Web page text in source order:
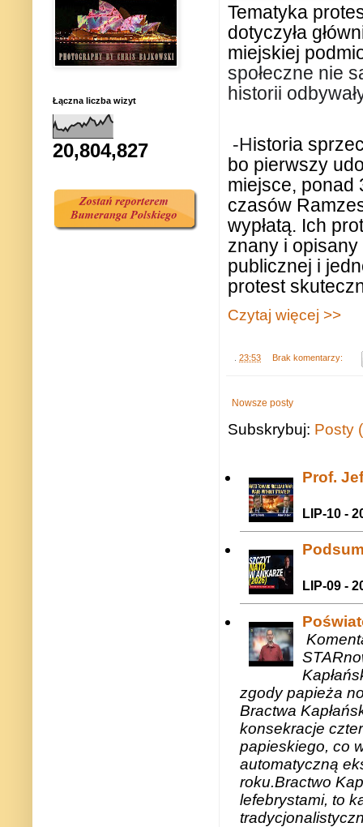
Tematyka
dotyczyła
miejskiej
społeczne nie
historii
-Historia
bo pierwszy
miejsce, ponad
czasów
wypłatą. Ich
znany i
publicznej i
protest
Czytaj więcej >>
23:53 Brak komentarzy:
Nowsze posty
Subskrybuj: Posty
Prof.
LIP-10 -
LIP-09 -
zgody papieża
Bractwa
konsekracje
papieskiego, co
automatyczną
roku.Bractwo
lefebrystami, to
Łączna liczba wizyt
20,804,827